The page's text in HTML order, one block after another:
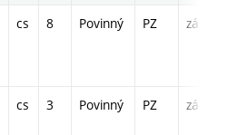
cs 8 Povinný PZ zá
cs 3 Povinný PZ zá